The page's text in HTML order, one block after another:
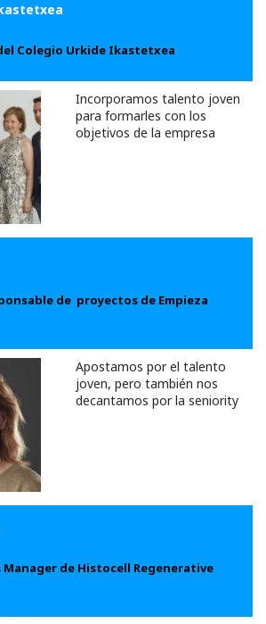
Colegio Urkide Ikastetxea
Incorporamos talento joven
para formarles con los
objetivos de la empresa
de proyectos de Empieza
Apostamos por el talento
joven, pero también nos
decantamos por la seniority
Manager de Histocell Regenerative